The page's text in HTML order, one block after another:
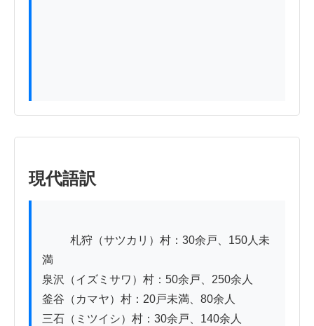
現代語訳
満
泉沢（イズミサワ）村：50余戸、250余人
釜谷（カマヤ）村：20戸未満、80余人
三石（ミツイシ）村：30余戸、140余人